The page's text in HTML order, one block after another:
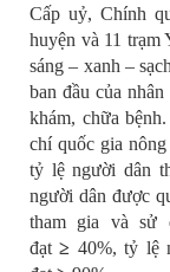
Cấp uỷ, Chính
huyện và 11 trạm
sáng – xanh –
ban đầu của
khám, chữa
chí quốc gia
tỷ lệ người dân
người dân được
tham gia và sử
đạt≥ 40%, tỷ lệ